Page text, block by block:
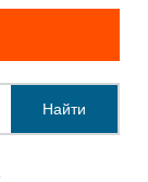
Найти